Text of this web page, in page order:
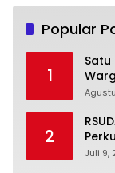
Popular
1
Satu
2
Juli 9,